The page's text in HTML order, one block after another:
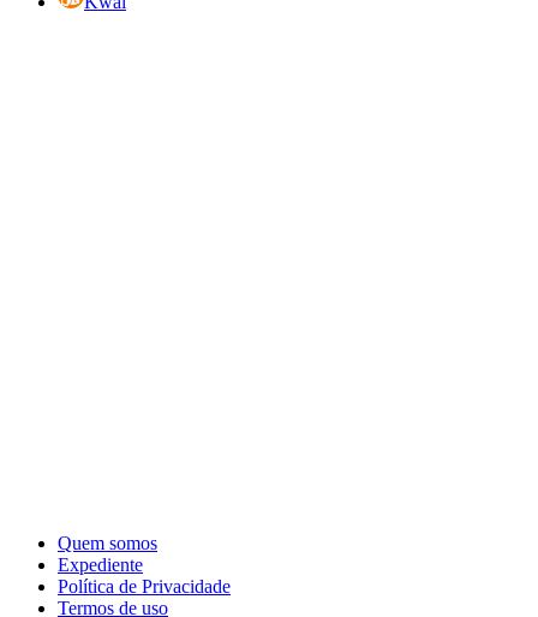
Quem somos
Expediente
Política de Privacidade
Termos de uso